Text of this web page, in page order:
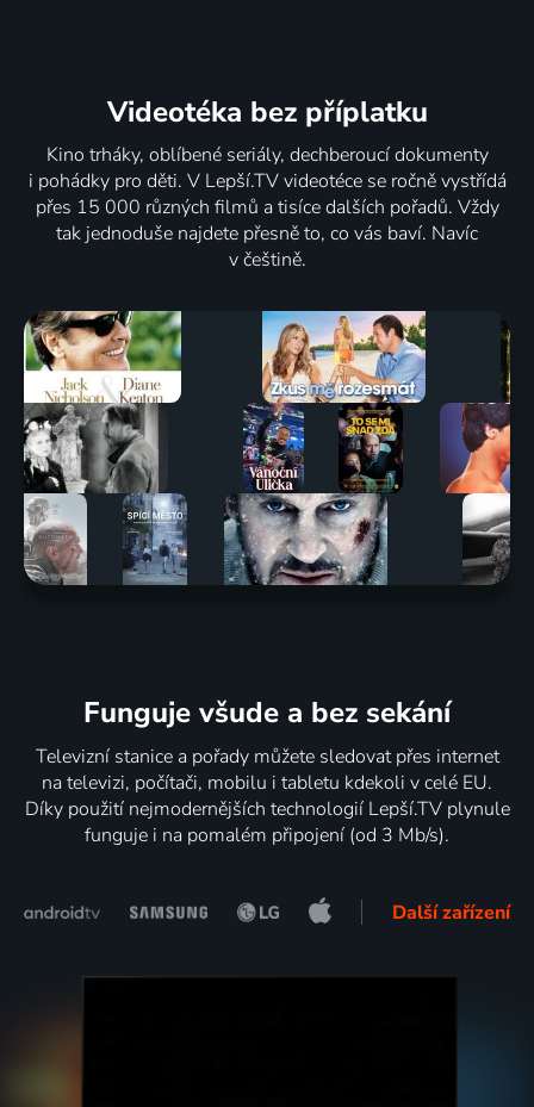
Videotéka bez příplatku
Kino trháky, oblíbené seriály, dechberoucí dokumenty
i pohádky pro děti. V Lepší.TV videotéce se ročně vystřídá
přes 15 000 různých filmů a tisíce dalších pořadů. Vždy
tak jednoduše najdete přesně to, co vás baví. Navíc
v češtině.
Funguje všude a bez sekání
Televizní stanice a pořady můžete sledovat přes internet
na televizi, počítači, mobilu i tabletu kdekoli v celé EU.
Díky použití nejmodernějších technologií Lepší.TV plynule
funguje i na pomalém připojení (od 3 Mb/s).
Další zařízení